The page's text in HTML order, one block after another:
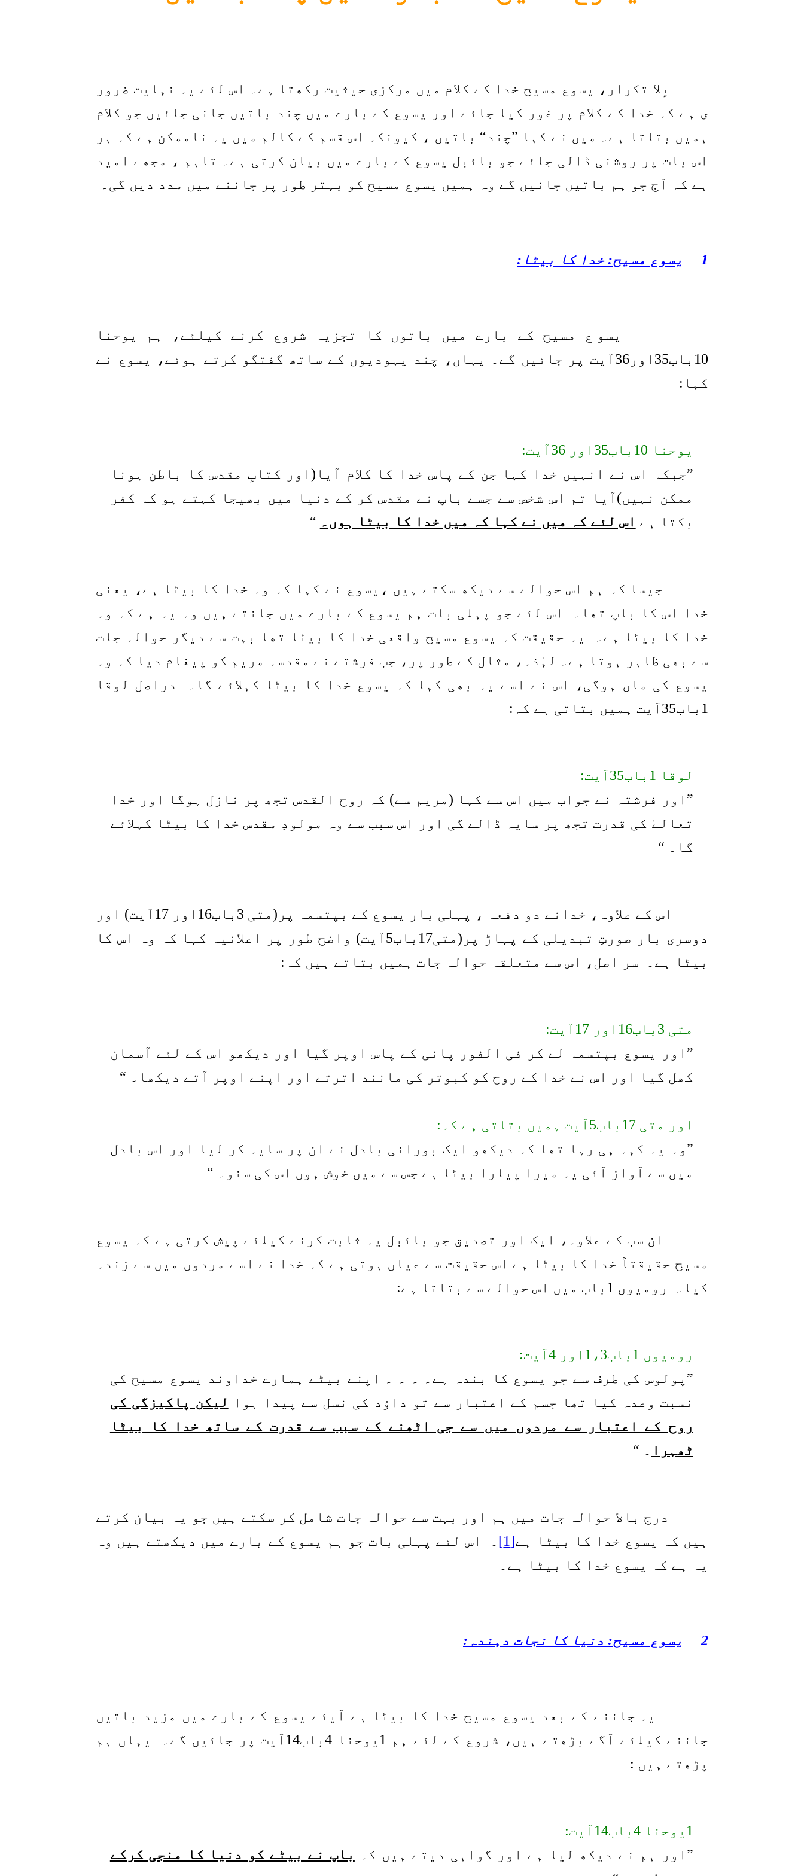
بِلا تکرار، یسوع مسیح خدا کے کلام میں مرکزی حیثیت رکھتا ہے۔ اس لئے یہ نہایت ضرور
ی ہے کہ خدا کے کلام پر غور کیا جائے اور یسوع کے بارے میں چند باتیں جانی جائیں جو کلام
ہمیں بتاتا ہے۔ میں نے کہا ”چند“ باتیں ، کیونکہ اس قسم کے کالم میں یہ ناممکن ہے کہ ہر
اس بات پر روشنی ڈالی جائے جو بائبل یسوع کے بارے میں بیان کرتی ہے۔ تاہم ، مجھے امید
ہے کہ آج جو ہم باتیں جانیں گے وہ ہمیں یسوع مسیح کو بہتر طور پر جاننے میں مدد دیں گی۔
1 یسوع مسیح: خدا کا بیٹا:
یسو ع مسیح کے بارے میں باتوں کا تجزیہ شروع کرنے کیلئے، ہم یوحنا
10باب35اور36آیت پر جائیں گے۔ یہاں، چند یہودیوں کے ساتھ گفتگو کرتے ہوئے، یسوع نے
کہا:
یوحنا 10باب35اور 36آیت:
”جبکہ اس نے انہیں خدا کہا جن کے پاس خدا کا کلام آیا(اور کتابِ مقدس کا باطن ہونا
ممکن نہیں)آیا تم اس شخص سے جسے باپ نے مقدس کر کے دنیا میں بھیجا کہتے ہو کہ کفر
بکتا ہے اس لئے کہ میں نے کہا کہ میں خدا کا بیٹا ہوں۔ “
جیسا کہ ہم اس حوالے سے دیکھ سکتے ہیں ،یسوع نے کہا کہ وہ خدا کا بیٹا ہے، یعنی
خدا اس کا باپ تھا۔
اس لئے جو پہلی بات ہم یسوع کے بارے میں جانتے ہیں وہ یہ ہے کہ وہ
خدا کا بیٹا ہے۔
یہ حقیقت کہ یسوع مسیح واقعی خدا کا بیٹا تھا بہت سے دیگر حوالہ جات
سے بھی ظاہر ہوتا ہے۔ لہٰذہ، مثال کے طور پر، جب فرشتے نے مقدسہ مریم کو پیغام دیا کہ وہ
یسوع کی ماں ہوگی، اس نے اسے یہ بھی کہا کہ یسوع خدا کا بیٹا کہلائے گا۔
دراصل لوقا
1باب35آیت ہمیں بتاتی ہے کہ:
لوقا 1باب35آیت:
”اور فرشتہ نے جواب میں اس سے کہا (مریم سے) کہ روح القدس تجھ پر نازل ہوگا اور خدا
تعالےٰ کی قدرت تجھ پر سایہ ڈالے گی اور اس سبب سے وہ مولودِ مقدس خدا کا بیٹا کہلائے
گا۔ “
اس کے علاوہ، خدانے دو دفعہ ، پہلی بار یسوع کے بپتسمہ پر(متی 3باب16اور 17آیت) اور
دوسری بار صورتِ تبدیلی کے پہاڑ پر(متی17باب5آیت) واضح طور پر اعلانیہ کہا کہ وہ اس کا
بیٹا ہے۔
سر اصل، اس سے متعلقہ حوالہ جات ہمیں بتاتے ہیں کہ:
متی 3باب16اور 17آیت:
”اور یسوع بپتسمہ لے کر فی الفور پانی کے پاس اوپر گیا اور دیکھو اس کے لئے آسمان
کھل گیا اور اس نے خدا کے روح کو کبوتر کی مانند اترتے اور اپنے اوپر آتے دیکھا۔ “
اور متی 17باب5آیت ہمیں بتاتی ہے کہ:
”وہ یہ کہہ ہی رہا تھا کہ دیکھو ایک بورانی بادل نے ان پر سایہ کر لیا اور اس بادل
میں سے آواز آئی یہ میرا پیارا بیٹا ہے جس سے میں خوش ہوں اس کی سنو۔ “
ان سب کے علاوہ، ایک اور تصدیق جو بائبل یہ ثابت کرنے کیلئے پیش کرتی ہے کہ یسوع
مسیح حقیقتاً خدا کا بیٹا ہے اس حقیقت سے عیاں ہوتی ہے کہ خدا نے اسے مردوں میں سے زندہ
کیا۔
رومیوں 1باب میں اس حوالے سے بتاتا ہے:
رومیوں 1باب1،3اور 4آیت:
”پولوس کی طرف سے جو یسوع کا بندہ ہے۔ ۔ ۔ ۔ اپنے بیٹے ہمارے خداوند یسوع مسیح کی
نسبت وعدہ کیا تھا جسم کے اعتبار سے تو دا ﺅ د کی نسل سے پیدا ہوا
لیکن پاکیزگی کی
روح کے اعتبار سے مردوں میں سے جی اٹھنے کے سبب سے قدرت کے ساتھ خدا کا بیٹا
ٹھہرا ۔ “
درج بالا حوالہ جات میں ہم اور بہت سے حوالہ جات شامل کر سکتے ہیں جو یہ بیان کرتے
ہیں کہ یسوع خدا کا بیٹا ہے[1] ۔
اس لئے پہلی بات جو ہم یسوع کے بارے میں دیکھتے ہیں وہ
یہ ہے کہ یسوع خدا کا بیٹا ہے۔
2 یسوع مسیح: دنیا کا نجات دہندہ:
یہ جاننے کے بعد یسوع مسیح خدا کا بیٹا ہے آیئے یسوع کے بارے میں مزید باتیں
جاننے کیلئے آگے بڑھتے ہیں، شروع کے لئے ہم 1یوحنا 4باب14آیت پر جائیں گے۔
یہاں ہم
پڑھتے ہیں :
1یوحنا 4باب14آیت:
”اور ہم نے دیکھ لیا ہے اور گواہی دیتے ہیں کہ
باپ نے بیٹے کو دنیا کا منجی کرکے